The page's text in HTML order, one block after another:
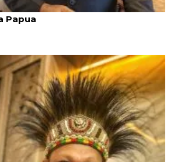
Lebaran berupa keringanan
Papua